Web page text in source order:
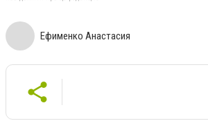
Ефименко Анастасия